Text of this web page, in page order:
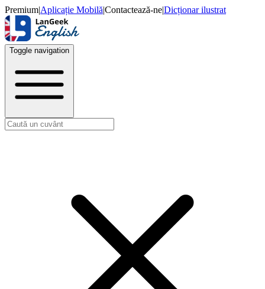
Premium|Aplicație Mobilă|Contactează-ne|Dicționar ilustrat
Toggle navigation